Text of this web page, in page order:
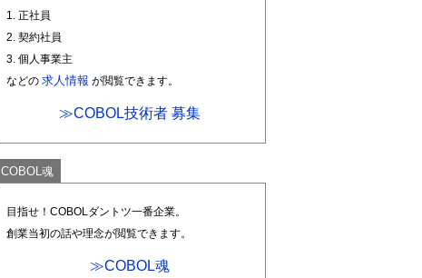
1. 正社員
2. 契約社員
3. 個人事業主
などの 求人情報 が閲覧できます。
≫COBOL技術者 募集
COBOL魂
目指せ！COBOLダントツ一番企業。
創業当初の話や理念が閲覧できます。
≫COBOL魂